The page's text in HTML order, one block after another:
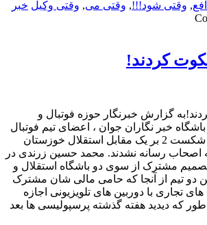
, وقتی شود!!!, وقتی می, وقتی وکیل خبر
کردند!
گزارش خبرنگار حوزه فوتبال و
خبر نگاران جوان ، اعضای تیم فوتبال
استقلال تهران پس از شکست 2 بر یک مقابل استقلال خوزستان
اصحاب رسانه نشدند. محمد حسین زرندی در
مشترک از سوی دو باشگاه استقلال و
دو تیم از آنجا که حامی مالی شان مشترک
تجاری با دوربین های تلویزیونی اجازه
که دیدید هفته گذشته پرسپولیسی ها بعد